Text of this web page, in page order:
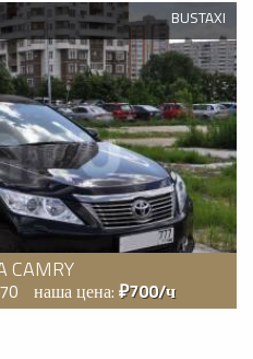
BUSTAXI
CAMRY
наша цена: ₽700/ч